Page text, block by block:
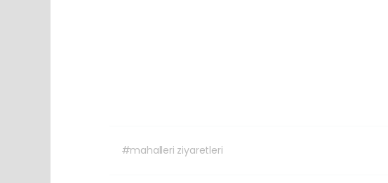
#mahalleri ziyaretleri